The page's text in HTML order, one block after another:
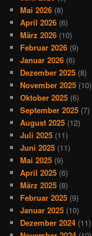
Mai 2026 (8)
April 2026 (6)
März 2026 (10)
Februar 2026 (9)
Januar 2026 (6)
Dezember 2025 (8)
November 2025 (10)
Oktober 2025 (6)
September 2025 (7)
August 2025 (12)
Juli 2025 (11)
Juni 2025 (11)
Mai 2025 (9)
April 2025 (6)
März 2025 (8)
Februar 2025 (9)
Januar 2025 (10)
Dezember 2024 (11)